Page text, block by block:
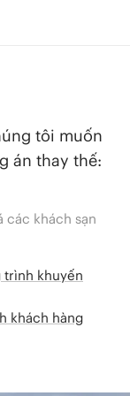
tôi muốn
án thay thế:
các khách sạn
trình khuyến
khách hàng